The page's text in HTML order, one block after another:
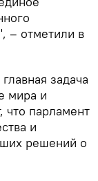
– отметили в
задача
мира и
парламент
и
решений о